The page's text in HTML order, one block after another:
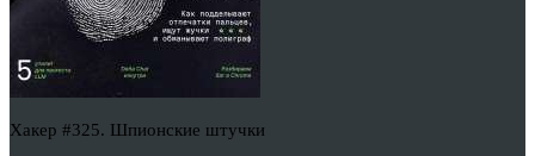
Хакер #325. Шпионские штучки